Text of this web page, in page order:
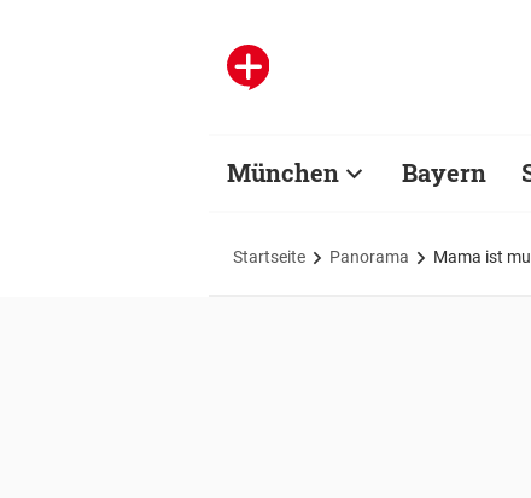
München Bayern
Startseite Panorama Mama ist